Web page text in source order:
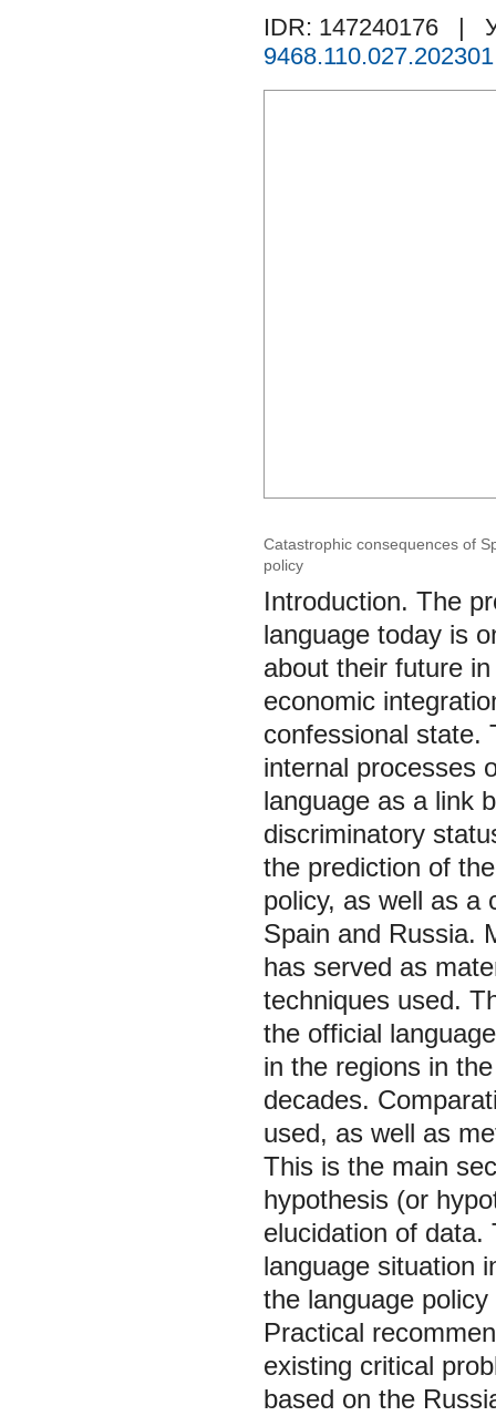
IDR: 147240176
|
Catastrophic consequences of
policy
Introduction. The
language today is
about their future
economic
confessional state.
internal processes
language as a link
discriminatory
the prediction of
policy, as well as a
Spain and Russia.
has served as
techniques used.
the official
in the regions in
decades.
used, as well as
This is the main
hypothesis (or
elucidation of data.
language situation
the language
Practical
existing critical
based on the